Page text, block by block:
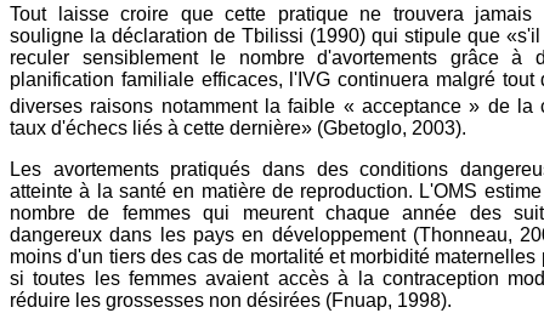
Tout laisse croire que cette pratique ne trouvera jamais
souligne la déclaration de Tbilissi (1990) qui stipule que
reculer sensiblement le nombre d'avortements grâce à
planification familiale efficaces, l'IVG continuera malgré tout
diverses raisons notamment la faible « acceptance » de la
taux d'échecs liés à cette dernière» (Gbetoglo, 2003).
Les avortements pratiqués dans des conditions
atteinte à la santé en matière de reproduction. L'OMS
nombre de femmes qui meurent chaque année des
dangereux dans les pays en développement (Thonneau,
moins d'un tiers des cas de mortalité et morbidité maternelles
si toutes les femmes avaient accès à la contraception
réduire les grossesses non désirées (Fnuap, 1998).